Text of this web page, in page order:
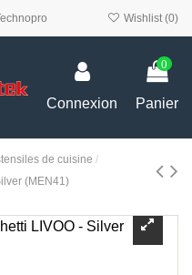
Wishlist (0)
Connexion
0
Panier
de cuisine
(MEN41)